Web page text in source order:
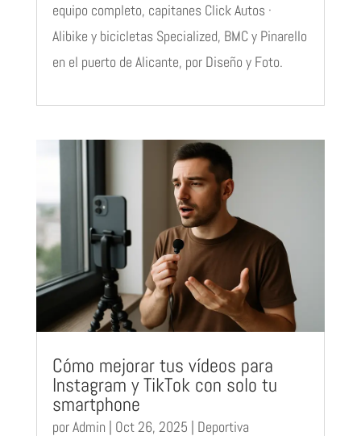
equipo completo, capitanes Click Autos ·
Alibike y bicicletas Specialized, BMC y Pinarello
en el puerto de Alicante, por Diseño y Foto.
Cómo mejorar tus vídeos para
Instagram y TikTok con solo tu
smartphone
porAdmin | Oct 26, 2025 | Deportiva